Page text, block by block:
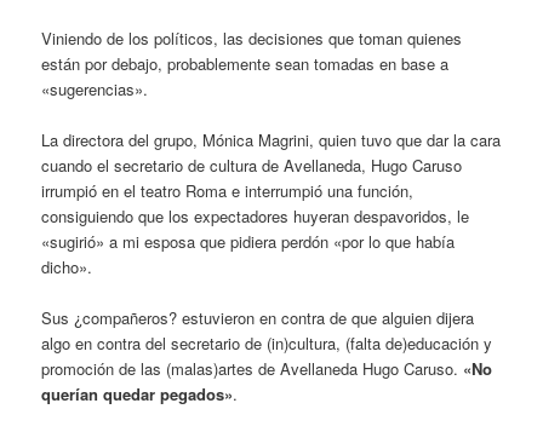
Viniendo de los políticos, las decisiones que toman quienes
están por debajo, probablemente sean tomadas en base a
«sugerencias».
La directora del grupo, Mónica Magrini, quien tuvo que dar la cara
cuando el secretario de cultura de Avellaneda, Hugo Caruso
irrumpió en el teatro Roma e interrumpió una función,
consiguiendo que los expectadores huyeran despavoridos, le
«sugirió» a mi esposa que pidiera perdón «por lo que había
dicho».
Sus ¿compañeros? estuvieron en contra de que alguien dijera
algo en contra del secretario de (in)cultura, (falta de)educación y
promoción de las (malas)artes de Avellaneda Hugo Caruso. «No
querían quedar pegados».